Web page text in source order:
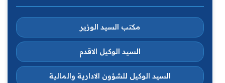
مكتب السيد الوزير
السيد الوكيل الاقدم
السيد الوكيل للشؤون الادارية والمالية